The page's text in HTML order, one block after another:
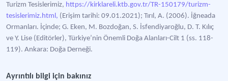
Turizm Tesislerimiz, https://kirklareli.ktb.gov.tr/TR-150179/turizm-
tesislerimiz.html, (Erişim tarihi: 09.01.2021); Tırıl, A. (2006). İğneada
Ormanları. İçinde; G. Eken, M. Bozdoğan, S. İsfendiyaroğlu, D. T. Kılıç
ve Y. Lise (Editörler), Türkiye’nin Önemli Doğa Alanları-Cilt 1 (ss. 118-
119). Ankara: Doğa Derneği.
Ayrıntılı bilgi için bakınız